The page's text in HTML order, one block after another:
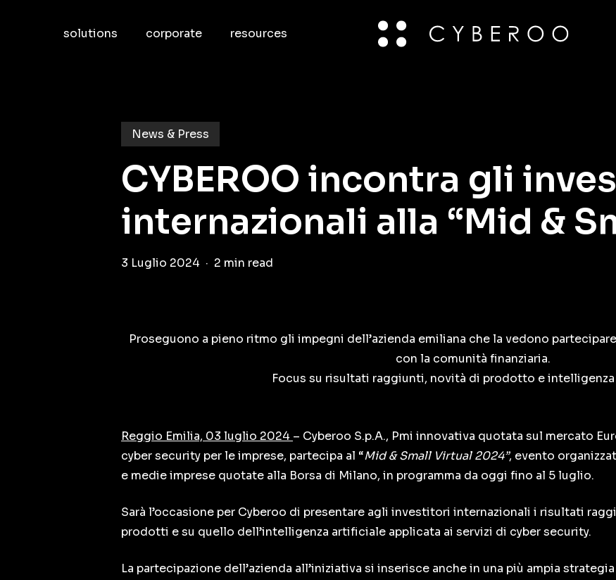
solutions corporate resources
News & Press
CYBEROO incontra gli
internazionali alla “Mid &
3 Luglio 2024 2 min read
Proseguono a pieno ritmo gli impegni dell’azienda emiliana che la vedono
con la comunità finanziaria.
Focus su risultati raggiunti, novità di prodotto e
Reggio Emilia, 03 luglio 2024 – Cyberoo S.p.A., Pmi innovativa quotata sul mercato
cyber security per le imprese, partecipa al “Mid & Small Virtual 2024”, evento
e medie imprese quotate alla Borsa di Milano, in programma da oggi fino al 5 luglio.
Sarà l’occasione per Cyberoo di presentare agli investitori internazionali i risultati
prodotti e su quello dell’intelligenza artificiale applicata ai servizi di cyber security.
La partecipazione dell’azienda all’iniziativa si inserisce anche in una più ampia